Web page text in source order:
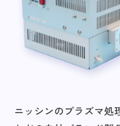
ニッシンのプラズマ処